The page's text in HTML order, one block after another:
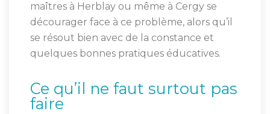
maîtres à Herblay ou même à Cergy se
décourager face à ce problème, alors qu’il
se résout bien avec de la constance et
quelques bonnes pratiques éducatives.
Ce qu’il ne faut surtout pas
faire